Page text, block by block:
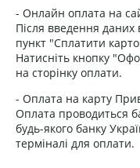
- Онлайн оплата на
Після введення даних
пункт "Сплатити
Натисніть кнопку
на сторінку оплати.
- Оплата на карту
Оплата проводиться
будь-якого банку
терміналі для оплати.